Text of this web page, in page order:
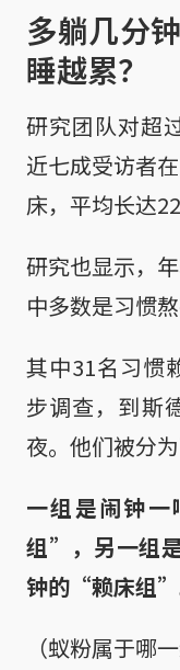
多躺几分
睡越累？
研究团队对超
近七成受访者
床，平均长达22
研究也显示，
中多数是习惯
其中31名习惯
步调查，到斯
夜。他们被分为
一组是闹钟
组”，另一组
钟的“赖床组”
（蚁粉属于哪